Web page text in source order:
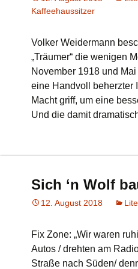
Kaffeehaussitzer
Volker Weidermann
„Träumer“ die wenigen
November 1918 und
eine Handvoll beherzter
Macht griff, um eine
Und die damit
Sich ‘n Wolf
12. August 2018
Fix Zone: „Wir waren
Autos / drehten am
Straße nach Süden/